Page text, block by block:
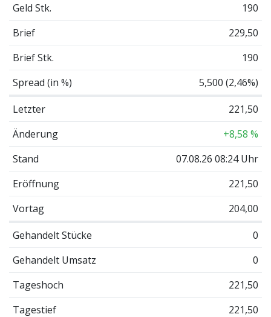
Geld Stk.
190
Brief
229,50
Brief Stk.
190
Spread (in %)
5,500 (2,46%)
Letzter
221,50
Änderung
+8,58 %
Stand
07.08.26 08:24 Uhr
Eröffnung
221,50
Vortag
204,00
Gehandelt Stücke
0
Gehandelt Umsatz
0
Tageshoch
221,50
Tagestief
221,50